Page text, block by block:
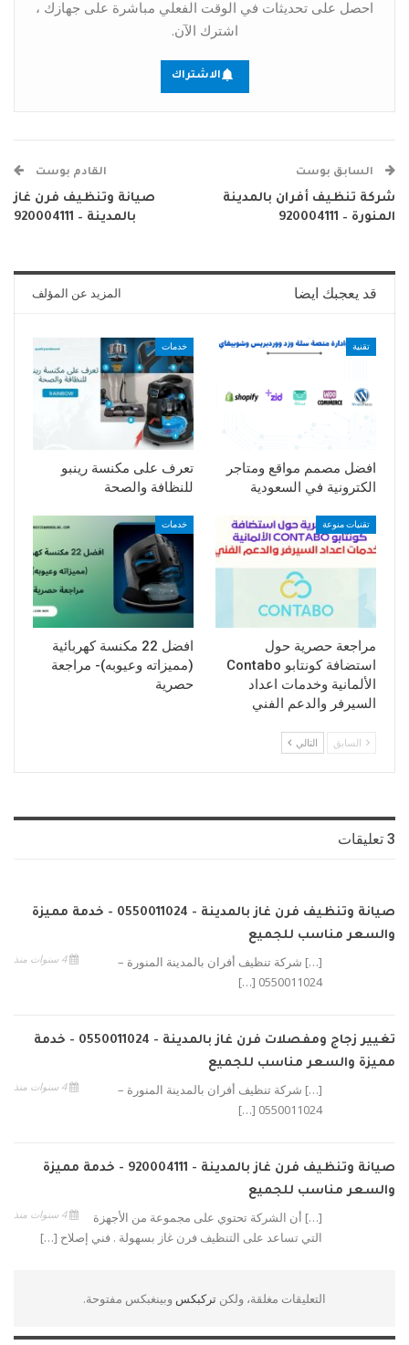
احصل على تحديثات في الوقت الفعلي مباشرة على جهازك ،
اشترك الآن.
الاشتراك
السابق بوست
شركة تنظيف أفران بالمدينة
المنورة – 920004111
القادم بوست
صيانة وتنظيف فرن غاز
بالمدينة – 920004111
قد يعجبك ايضا المزيد عن المؤلف
تقنية
افضل مصمم مواقع ومتاجر
الكترونية في السعودية
خدمات
تعرف على مكنسة رينبو
للنظافة والصحة
تقنيات منوعة
مراجعة حصرية حول
استضافة كونتابو Contabo
الألمانية وخدمات اعداد
السيرفر والدعم الفني
خدمات
افضل 22 مكنسة كهربائية
(مميزاته وعيوبه)- مراجعة
حصرية
السابق التالي
3 تعليقات
صيانة وتنظيف فرن غاز بالمدينة - 0550011024 - خدمة مميزة
والسعر مناسب للجميع
4 سنوات منذ
[…] شركة تنظيف أفران بالمدينة المنورة –
0550011024 […]
تغيير زجاج ومفصلات فرن غاز بالمدينة - 0550011024 - خدمة
مميزة والسعر مناسب للجميع
4 سنوات منذ
[…] شركة تنظيف أفران بالمدينة المنورة –
0550011024 […]
صيانة وتنظيف فرن غاز بالمدينة - 920004111 - خدمة مميزة
والسعر مناسب للجميع
4 سنوات منذ
[…] أن الشركة تحتوي على مجموعة من الأجهزة
التي تساعد على التنظيف فرن غاز بسهولة . فني إصلاح […]
التعليقات مغلقة، ولكن تركبكس وبينغبكس مفتوحة.